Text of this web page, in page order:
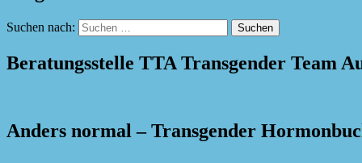
Suchen nach:
Beratungsstelle TTA Transgender Team
Anders normal – Transgender